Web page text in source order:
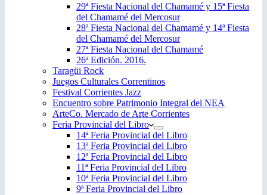
29ª Fiesta Nacional del Chamamé y 15ª Fiesta
del Chamamé del Mercosur
28ª Fiesta Nacional del Chamamé y 14ª Fiesta
del Chamamé del Mercosur
27ª Fiesta Nacional del Chamamé
26ª Edición. 2016.
Taragüi Rock
Juegos Culturales Correntinos
Festival Corrientes Jazz
Encuentro sobre Patrimonio Integral del NEA
ArteCo. Mercado de Arte Corrientes
Feria Provincial del Libro
14ª Feria Provincial del Libro
13ª Feria Provincial del Libro
12ª Feria Provincial del Libro
11ª Feria Provincial del Libro
10ª Feria Provincial del Libro
9ª Feria Provincial del Libro